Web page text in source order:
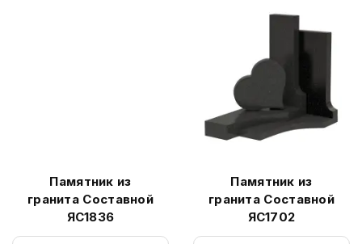
Памятник из
гранита Составной
ЯС1836
Памятник из
гранита Составной
ЯС1702